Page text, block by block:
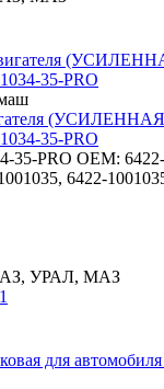
35-PRO
35-PRO OEM:
6422-
УРАЛ, МАЗ
1